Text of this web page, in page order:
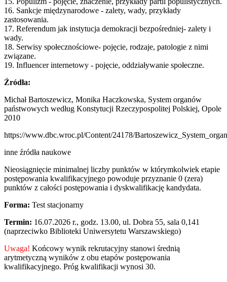
16. Sankcje międzynarodowe - zalety, wady, przykłady
zastosowania.
17. Referendum jak instytucja demokracji bezpośredniej- zalety i
wady.
18. Serwisy społecznościowe- pojęcie, rodzaje, patologie z nimi
związane.
19. Influencer internetowy - pojęcie, oddziaływanie społeczne.
Źródła:
Michał Bartoszewicz, Monika Haczkowska, System organów
państwowych według Konstytucji Rzeczypospolitej Polskiej, Opole
2010
https://www.dbc.wroc.pl/Content/24178/
inne źródła naukowe
Nieosiągnięcie minimalnej liczby punktów w którymkolwiek etapie
postępowania kwalifikacyjnego powoduje przyznanie 0 (zera)
punktów z całości postępowania i dyskwalifikację kandydata.
Forma: Test stacjonarny
Termin: 16.07.2026 r., godz. 13.00, ul. Dobra 55, sala 0,141
(naprzeciwko Biblioteki Uniwersytetu Warszawskiego)
Uwaga! Końcowy wynik rekrutacyjny stanowi średnią
arytmetyczną wyników z obu etapów postępowania
kwalifikacyjnego. Próg kwalifikacji wynosi 30.